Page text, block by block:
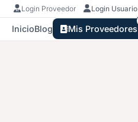
Login Proveedor Login Usuario
InicioBlog Mis Proveedores